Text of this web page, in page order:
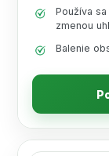
Používa
zmenou
Balenie